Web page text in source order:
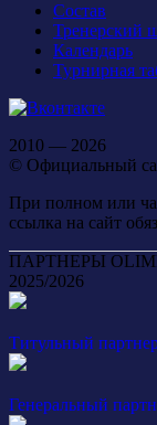
Состав
Тренерский
Календарь
Турнирная
2010 — 2026
© Официальный
При полном или
ссылка на сайт
ПАРТНЕРЫ
2025/2026
Титульный
Генеральный